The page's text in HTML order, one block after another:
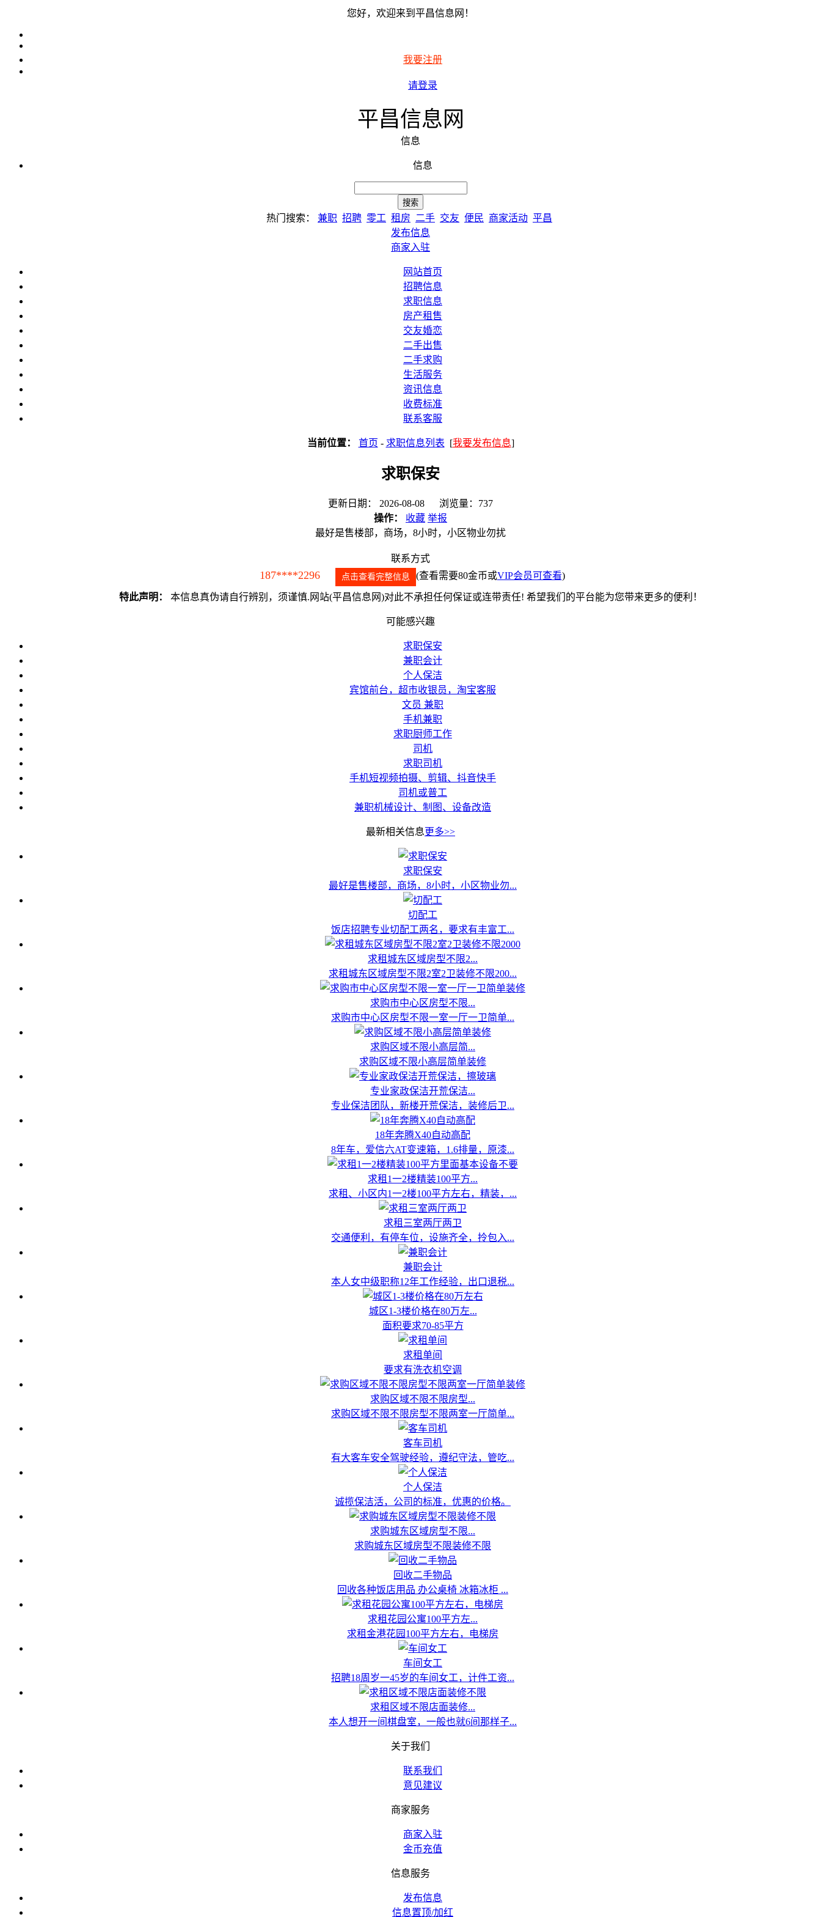
您好，欢迎来到平昌信息网！
我要注册
请登录
平昌信息网
信息
信息
热门搜索： 兼职 招聘 零工 租房 二手 交友 便民 商家活动 平昌
发布信息
商家入驻
网站首页
招聘信息
求职信息
房产租售
交友婚恋
二手出售
二手求购
生活服务
资讯信息
收费标准
联系客服
当前位置： 首页 - 求职信息列表 [我要发布信息]
求职保安
更新日期： 2026-08-08 浏览量：737
操作：
收藏 举报
最好是售楼部，商场，8小时，小区物业勿扰
联系方式
187****2296 点击查看完整信息 (查看需要80金币或VIP会员可查看)
特此声明： 本信息真伪请自行辨别，须谨慎.网站(平昌信息网)对此不承担任何保证或连带责任! 希望我们的平台能为您带来更多的便利！
可能感兴趣
求职保安
兼职会计
个人保洁
宾馆前台，超市收银员，淘宝客服
文员 兼职
手机兼职
求职厨师工作
司机
求职司机
手机短视频拍摄、剪辑、抖音快手
司机或普工
兼职机械设计、制图、设备改造
最新相关信息更多>>
求职保安
最好是售楼部，商场，8小时，小区物业勿...
切配工
饭店招聘专业切配工两名，要求有丰富工...
求租城东区域房型不限2...
求租城东区域房型不限2室2卫装修不限200...
求购市中心区房型不限...
求购市中心区房型不限一室一厅一卫简单...
求购区域不限小高层简...
求购区域不限小高层简单装修
专业家政保洁开荒保洁...
专业保洁团队，新楼开荒保洁，装修后卫...
18年奔腾X40自动高配
8年车，爱信六AT变速箱，1.6排量，原漆...
求租1一2楼精装100平方...
求租、小区内1一2楼100平方左右，精装，...
求租三室两厅两卫
交通便利，有停车位，设施齐全，拎包入...
兼职会计
本人女中级职称12年工作经验，出口退税...
城区1-3楼价格在80万左...
面积要求70-85平方
求租单间
要求有洗衣机空调
求购区域不限不限房型...
求购区域不限不限房型不限两室一厅简单...
客车司机
有大客车安全驾驶经验，遵纪守法，管吃...
个人保洁
诚揽保洁活，公司的标准，优惠的价格。
求购城东区域房型不限...
求购城东区域房型不限装修不限
回收二手物品
回收各种饭店用品 办公桌椅 冰箱冰柜 ...
求租花园公寓100平方左...
求租金港花园100平方左右，电梯房
车间女工
招聘18周岁一45岁的车间女工，计件工资...
求租区域不限店面装修...
本人想开一间棋盘室，一般也就6间那样子...
关于我们
联系我们
意见建议
商家服务
商家入驻
金币充值
信息服务
发布信息
信息置顶/加红